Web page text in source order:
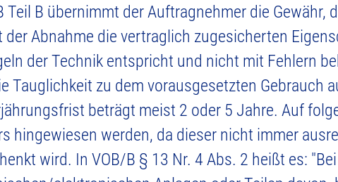
Teil B übernimmt der Auftragnehmer die Gewähr,
der Abnahme die vertraglich zugesicherten
der Technik entspricht und nicht mit Fehlern
Tauglichkeit zu dem vorausgesetzten Gebrauch
beträgt meist 2 oder 5 Jahre. Auf
hingewiesen werden, da dieser nicht immer
wird. In VOB/B § 13 Nr. 4 Abs. 2 heißt es: